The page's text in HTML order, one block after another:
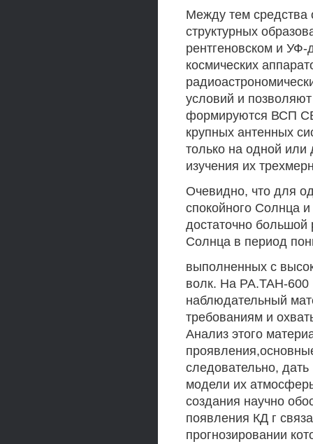
Между тем средства
структурных
рентгеновском и
космических
условий и
формируются ВСП
крупных антенных
только на одной или
изучения их
Очевидно, что для
спокойного Солнца
достаточно
Солнца в период
выполненных с
волк. На РА.ТАН-600
наблюдательный
требованиям и
Анализ этого
следовательно,
модели их
создания научно
появления КД г
прогнозировании